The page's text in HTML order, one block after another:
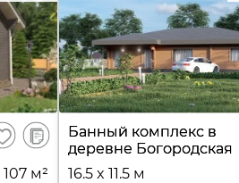
В
сравнение
107 м²
Банный комплекс в
деревне Богородская
16.5 x 11.5 м